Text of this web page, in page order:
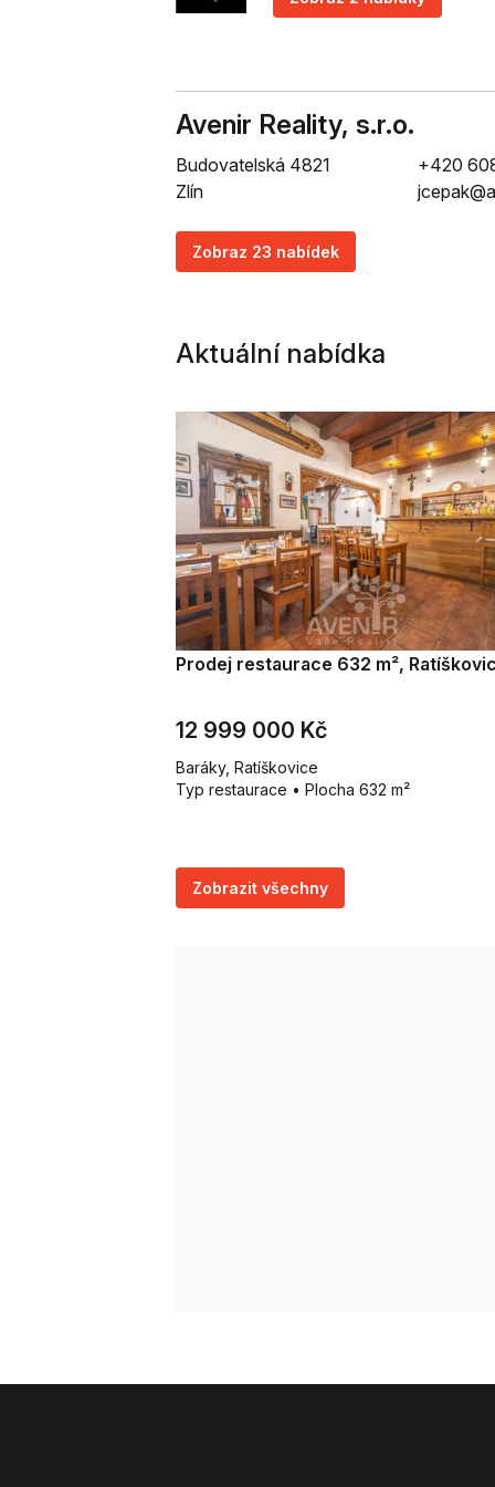
Avenir Reality, s.r.o.
Budovatelská 4821
Zlín
Zobraz 23 nabídek
+420
Aktuální nabídka
Prodej restaurace 632 m²,
12 999 000 Kč
Baráky, Ratíškovice
Typ restaurace • Plocha 632 m²
Zobrazit všechny